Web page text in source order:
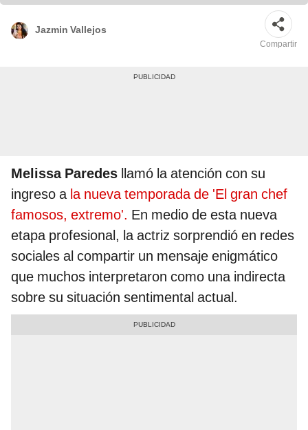
Jazmin Vallejos
Compartir
Melissa Paredes llamó la atención con su
ingreso a la nueva temporada de 'El gran chef
famosos, extremo'. En medio de esta nueva
etapa profesional, la actriz sorprendió en redes
sociales al compartir un mensaje enigmático
que muchos interpretaron como una indirecta
sobre su situación sentimental actual.